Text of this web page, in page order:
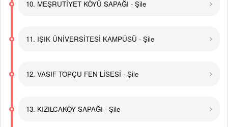
10. MEŞRUTİYET KÖYÜ SAPAĞI - Şile
11. IŞIK ÜNİVERSİTESİ KAMPÜSÜ - Şile
12. VASIF TOPÇU FEN LİSESİ - Şile
13. KIZILCAKÖY SAPAĞI - Şile